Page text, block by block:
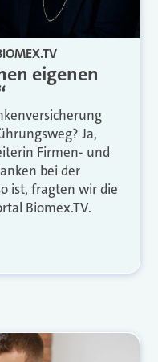
eigenen
Ja,
Firmen- und
bei der
ist, fragten wir die
Biomex.TV.